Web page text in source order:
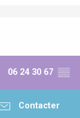
06 24 30 67 ▒▒
Contacter